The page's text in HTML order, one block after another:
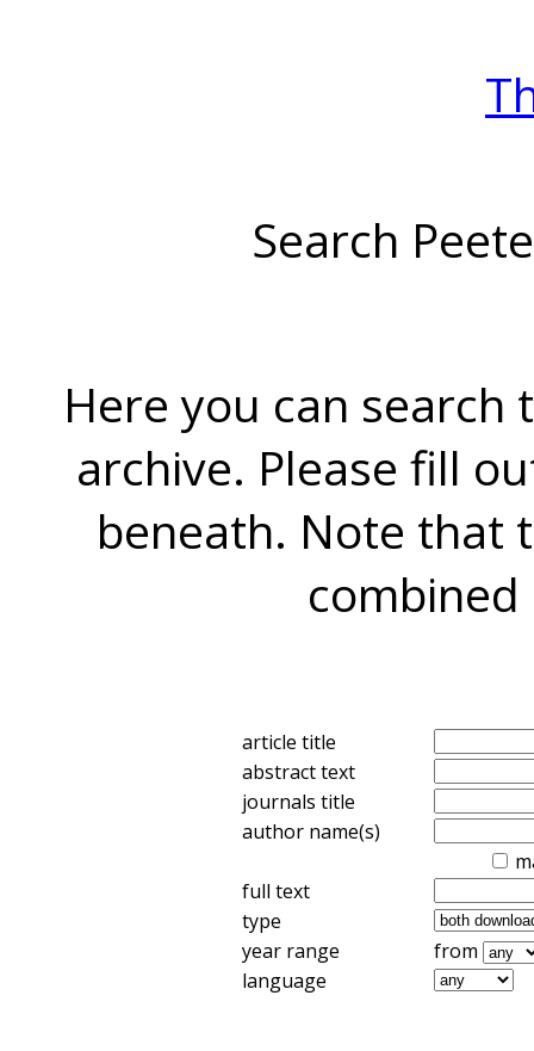
Search
Here you can search
archive. Please fill
beneath. Note that
combined
article title
abstract text
journals title
author name(s)
full text
type
year range
from
language